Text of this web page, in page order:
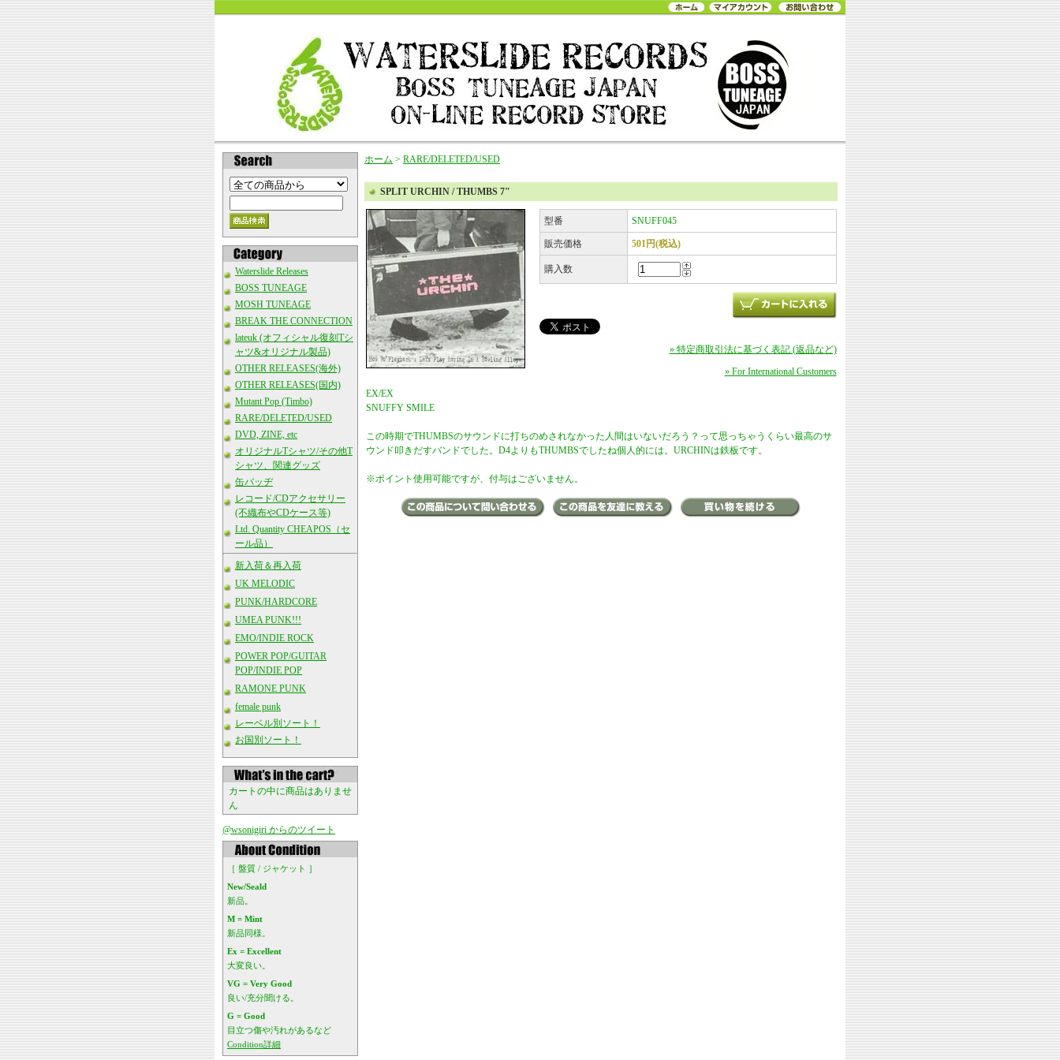
Waterslide Releases
BOSS TUNEAGE
MOSH TUNEAGE
BREAK THE CONNECTION
lateuk (オフィシャル復刻Tシ
ャツ&オリジナル製品)
OTHER RELEASES(海外)
OTHER RELEASES(国内)
Mutant Pop (Timbo)
RARE/DELETED/USED
DVD, ZINE, etc
オリジナルTシャツ/その他T
シャツ、関連グッズ
缶バッヂ
レコード/CDアクセサリー
(不織布やCDケース等)
Ltd. Quantity CHEAPOS（セ
ール品）
新入荷＆再入荷
UK MELODIC
PUNK/HARDCORE
UMEA PUNK!!!
EMO/INDIE ROCK
POWER POP/GUITAR
POP/INDIE POP
RAMONE PUNK
female punk
レーベル別ソート！
お国別ソート！
カートの中に商品はありませ
ん
@wsonigiri からのツイート
［ 盤質 / ジャケット ］
New/Seald
新品。
M = Mint
新品同様。
Ex = Excellent
大変良い。
VG = Very Good
良い/充分聞ける。
G = Good
目立つ傷や汚れがあるなど
Condition詳細
ホーム > RARE/DELETED/USED
SPLIT URCHIN / THUMBS 7"
型番 SNUFF045
販売価格 501円(税込)
購入数
» 特定商取引法に基づく表記 (返品など)
» For International Customers
EX/EX
SNUFFY SMILE
この時期でTHUMBSのサウンドに打ちのめされなかった人間はいないだろう？って思っちゃうくらい最高のサ
ウンド叩きだすバンドでした。D4よりもTHUMBSでしたね個人的には。URCHINは鉄板です。
※ポイント使用可能ですが、付与はございません。